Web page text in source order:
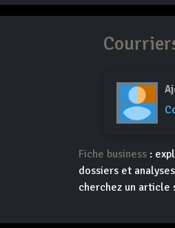
Fiche business :
dossiers et
cherchez un article